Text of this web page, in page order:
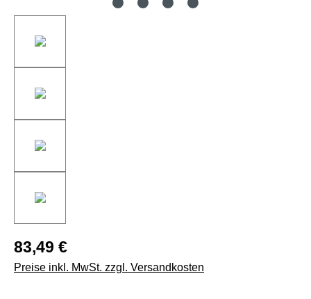
83,49 €
Preise inkl. MwSt. zzgl. Versandkosten